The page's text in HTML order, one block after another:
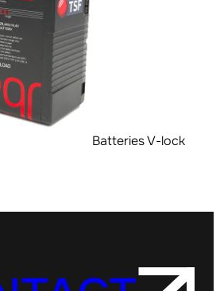
Batteries V-lock